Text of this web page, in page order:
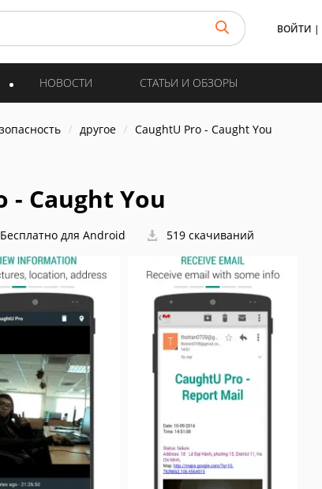
ВОЙТИ |
НОВОСТИ СТАТЬИ И ОБЗОРЫ
другое CaughtU Pro - Caught You
- Caught You
Бесплатно для Android 519 скачиваний